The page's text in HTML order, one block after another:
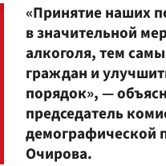
«Принятие наших
в значительной
алкоголя, тем
граждан и
порядок», —
председатель
демографической
Очирова.